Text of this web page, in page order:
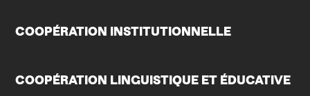
COOPÉRATION INSTITUTIONNELLE
COOPÉRATION LINGUISTIQUE ET ÉDUCATIVE